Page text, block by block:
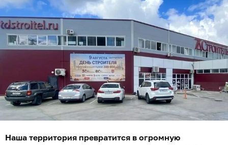
Наша территория превратится в огромную